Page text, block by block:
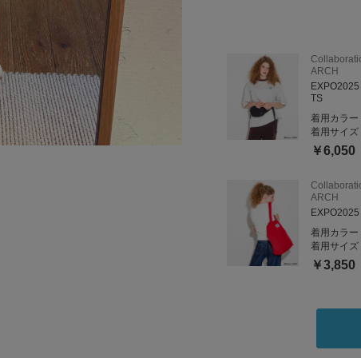
ARCH
TS
着用カラー
着用サイズ
￥6,050
ARCH
着用カラー
着用サイズ
￥3,850